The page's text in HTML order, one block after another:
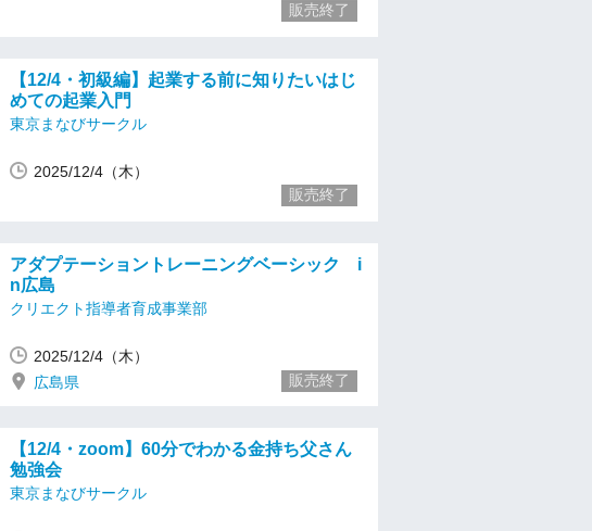
販売終了
【12/4・初級編】起業する前に知りたいはじ
めての起業入門
東京まなびサークル
2025/12/4（木）
販売終了
アダプテーショントレーニングベーシック i
n広島
クリエクト指導者育成事業部
2025/12/4（木）
広島県
販売終了
【12/4・zoom】60分でわかる金持ち父さん
勉強会
東京まなびサークル